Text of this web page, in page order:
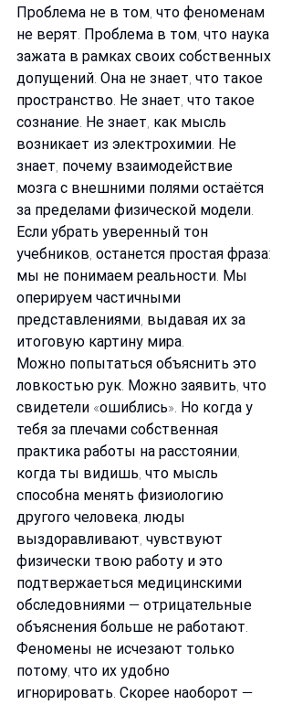
Проблема не в том, что феноменам
не верят. Проблема в том, что наука
зажата в рамках своих собственных
допущений. Она не знает, что такое
пространство. Не знает, что такое
сознание. Не знает, как мысль
возникает из электрохимии. Не
знает, почему взаимодействие
мозга с внешними полями остаётся
за пределами физической модели.
Если убрать уверенный тон
учебников, останется простая фраза:
мы не понимаем реальности. Мы
оперируем частичными
представлениями, выдавая их за
итоговую картину мира.
Можно попытаться объяснить это
ловкостью рук. Можно заявить, что
свидетели «ошиблись». Но когда у
тебя за плечами собственная
практика работы на расстоянии,
когда ты видишь, что мысль
способна менять физиологию
другого человека, люды
выздоравливают, чувствуют
физически твою работу и это
подтвержаеться медицинскими
обследовниями — отрицательные
объяснения больше не работают.
Феномены не исчезают только
потому, что их удобно
игнорировать. Скорее наоборот —